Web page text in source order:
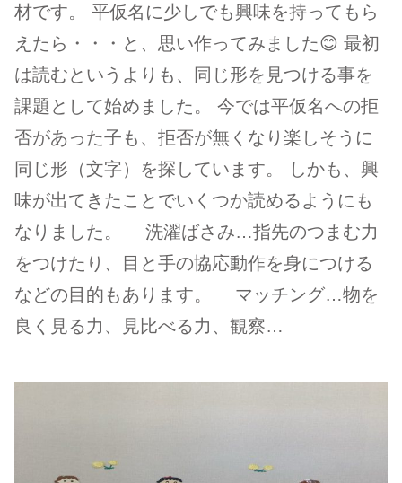
材です。 平仮名に少しでも興味を持ってもら
えたら・・・と、思い作ってみました😊 最初
は読むというよりも、同じ形を見つける事を
課題として始めました。 今では平仮名への拒
否があった子も、拒否が無くなり楽しそうに
同じ形（文字）を探しています。 しかも、興
味が出てきたことでいくつか読めるようにも
なりました。 洗濯ばさみ…指先のつまむ力
をつけたり、目と手の協応動作を身につける
などの目的もあります。 マッチング…物を
良く見る力、見比べる力、観察…